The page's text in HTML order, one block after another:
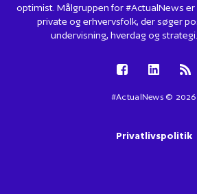
optimist. Målgruppen for #ActualNews
private og erhvervsfolk, der søger
undervisning, hverdag og
#ActualNews © 2026
Privatlivspolitik